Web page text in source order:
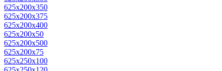
625x200x350
625x200x375
625x200x400
625x200x50
625x200x500
625x200x75
625x250x100